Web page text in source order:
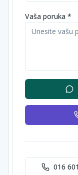
Vaša poruka *
016